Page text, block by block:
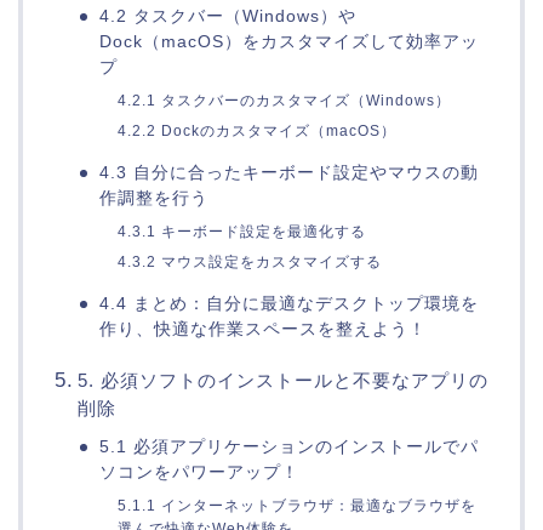
4.2 タスクバー（Windows）や
Dock（macOS）をカスタマイズして効率アッ
プ
4.2.1 タスクバーのカスタマイズ（Windows）
4.2.2 Dockのカスタマイズ（macOS）
4.3 自分に合ったキーボード設定やマウスの動
作調整を行う
4.3.1 キーボード設定を最適化する
4.3.2 マウス設定をカスタマイズする
4.4 まとめ：自分に最適なデスクトップ環境を
作り、快適な作業スペースを整えよう！
5. 必須ソフトのインストールと不要なアプリの
削除
5.1 必須アプリケーションのインストールでパ
ソコンをパワーアップ！
5.1.1 インターネットブラウザ：最適なブラウザを